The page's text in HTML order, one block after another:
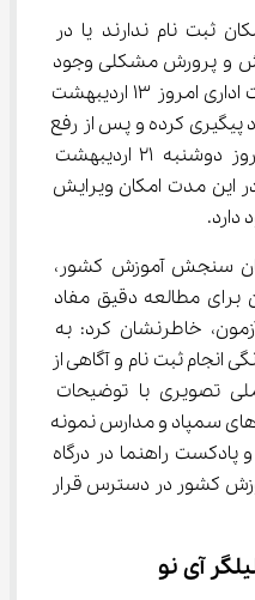
که امکان ثبت نام ندارند یا در
و پرورش مشکلی وجود
دارد باید وضعیت خود را در وقت اداری امروز ۱۳ اردیبهشت
کرده و پس از رفع
مشکل از روز پنج‌شنبه ۱۷ تا روز دوشنبه ۲۱ اردیبهشت
و در این مدت امکان ویرایش
دارد.
سنجش آموزش کشور،
برای مطالعه دقیق مفاد
خاطرنشان کرد: به
انجام ثبت نام و آگاهی از
تصویری با توضیحات
کارشناس برای ثبت نام در آزمون‌های سمپاد و مدارس نمونه
دولتی و همچنین اینفوگرافیک و پادکست‌ راهنما در درگاه
کشور در دسترس قرار
آی نو